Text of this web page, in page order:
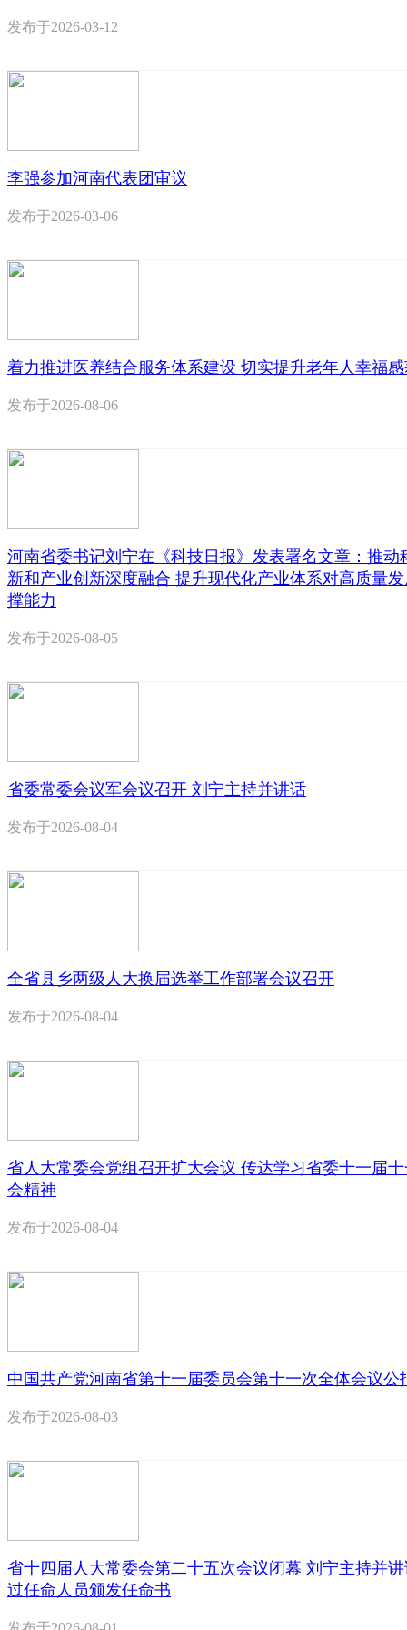
发布于2026-03-12
李强参加河南代表团审议
发布于2026-03-06
着力推进医养结合服务体系建设 切实提升老年人幸福
发布于2026-08-06
河南省委书记刘宁在《科技日报》发表署名文章：推动
新和产业创新深度融合 提升现代化产业体系对高质量
撑能力
发布于2026-08-05
省委常委会议军会议召开 刘宁主持并讲话
发布于2026-08-04
全省县乡两级人大换届选举工作部署会议召开
发布于2026-08-04
省人大常委会党组召开扩大会议 传达学习省委十一届
会精神
发布于2026-08-04
中国共产党河南省第十一届委员会第十一次全体会议公
发布于2026-08-03
省十四届人大常委会第二十五次会议闭幕 刘宁主持并
过任命人员颁发任命书